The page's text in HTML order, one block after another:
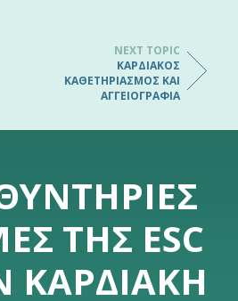
NEXT TOPIC
ΚΑΡΔΙΑΚΌΣ
ΚΑΘΕΤΗΡΙΑΣΜΌΣ ΚΑΙ
ΑΓΓΕΙΟΓΡΑΦΊΑ
ΤΗΣ ESC
ΚΑΡΔΙΑΚΉ